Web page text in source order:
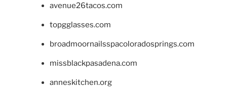
avenue26tacos.com
topgglasses.com
broadmoornailsspacoloradosprings.com
missblackpasadena.com
anneskitchen.org